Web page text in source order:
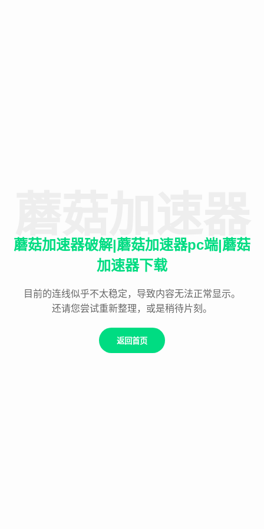
蘑菇加速器破解|蘑菇加速器pc端|蘑菇
加速器下载
目前的连线似乎不太稳定，导致内容无法正常显示。
还请您尝试重新整理，或是稍待片刻。
返回首页